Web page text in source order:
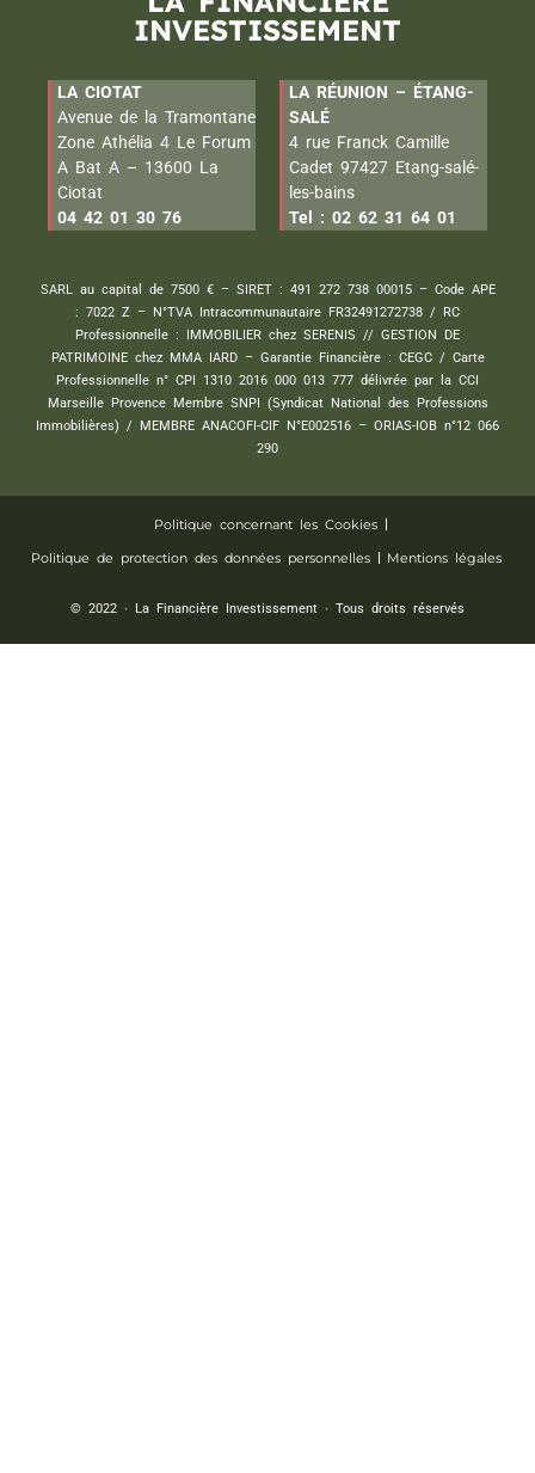
INVESTISSEMENT
LA CIOTAT
Avenue de la Tramontane
Zone Athélia 4 Le Forum
A Bat A – 13600 La
Ciotat
04 42 01 30 76
LA RÉUNION – ÉTANG-
SALÉ
4 rue Franck Camille
Cadet 97427 Etang-salé-
les-bains
Tel : 02 62 31 64 01
SARL au capital de 7500 € – SIRET : 491 272 738 00015 – Code APE
: 7022 Z – N°TVA Intracommunautaire FR32491272738 / RC
Professionnelle : IMMOBILIER chez SERENIS // GESTION DE
PATRIMOINE chez MMA IARD – Garantie Financière : CEGC / Carte
Professionnelle n° CPI 1310 2016 000 013 777 délivrée par la CCI
Marseille Provence Membre SNPI (Syndicat National des Professions
Immobilières) / MEMBRE ANACOFI-CIF N°E002516 – ORIAS-IOB n°12 066
290
Politique concernant les Cookies
Politique de protection des données personnelles
Mentions légales
© 2022 ∙ La Financière Investissement ∙ Tous droits réservés